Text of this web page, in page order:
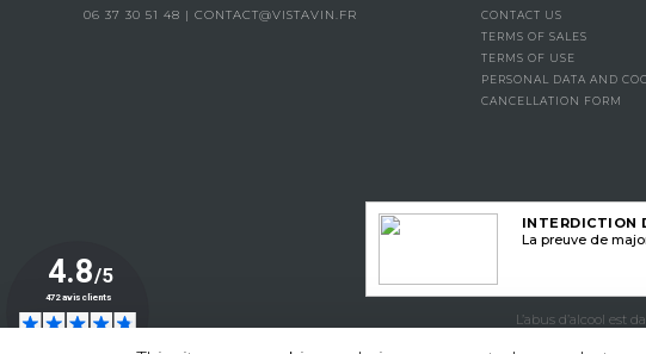
06 37 30 51 48 | CONTACT@VISTAVIN.FR
CONTACT US
TERMS OF SALES
TERMS OF USE
PERSONAL DATA AND
CANCELLATION FORM
INTERDICTION
La preuve de
L’abus d’alcool est